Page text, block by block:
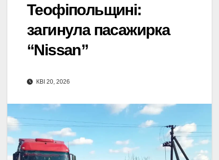
Теофіпольщині:
загинула пасажирка
“Nissan”
КВІ 20, 2026